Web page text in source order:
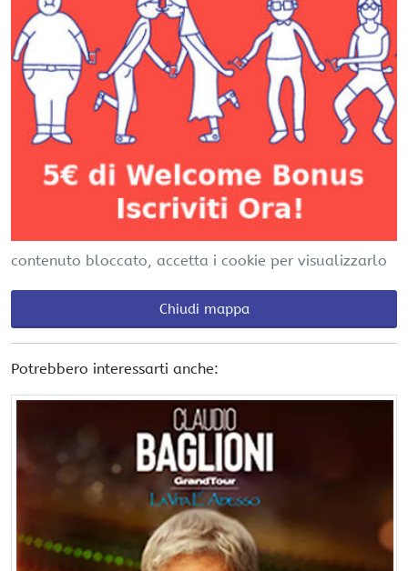
contenuto bloccato, accetta i cookie per visualizzarlo
Chiudi mappa
Potrebbero interessarti anche: